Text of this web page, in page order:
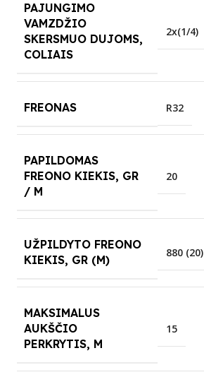
PAJUNGIMO
VAMZDŽIO
SKERSMUO DUJOMS,
COLIAIS
2x(1/4)
FREONAS R32
PAPILDOMAS
FREONO KIEKIS, GR
/ M
20
UŽPILDYTO FREONO
KIEKIS, GR (M)
880 (20)
MAKSIMALUS
AUKŠČIO
PERKRYTIS, M
15